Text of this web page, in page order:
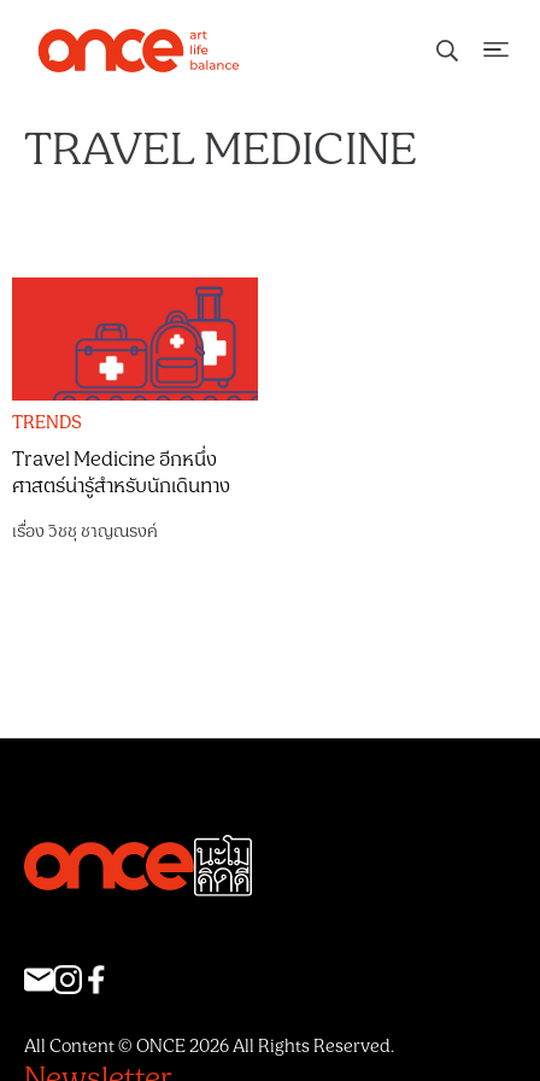
TRAVEL MEDICINE
TRENDS
Travel Medicine อีกหนึ่ง
ศาสตร์น่ารู้สำหรับนักเดินทาง
เรื่องวิชชุ ชาญณรงค์
All Content © ONCE 2026 All Rights Reserved.